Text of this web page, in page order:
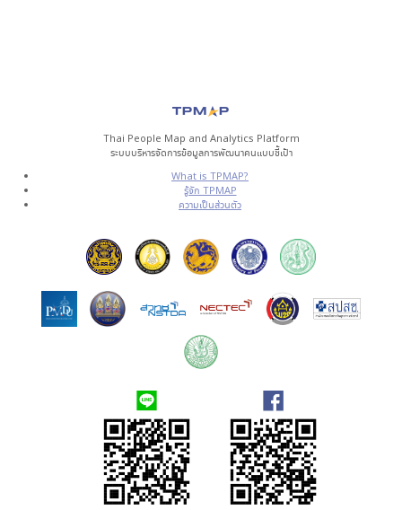
Thai People Map and Analytics Platform
ระบบบริหารจัดการข้อมูลการพัฒนาคนแบบชี้เป้า
What is TPMAP?
รู้จัก TPMAP
ความเป็นส่วนตัว